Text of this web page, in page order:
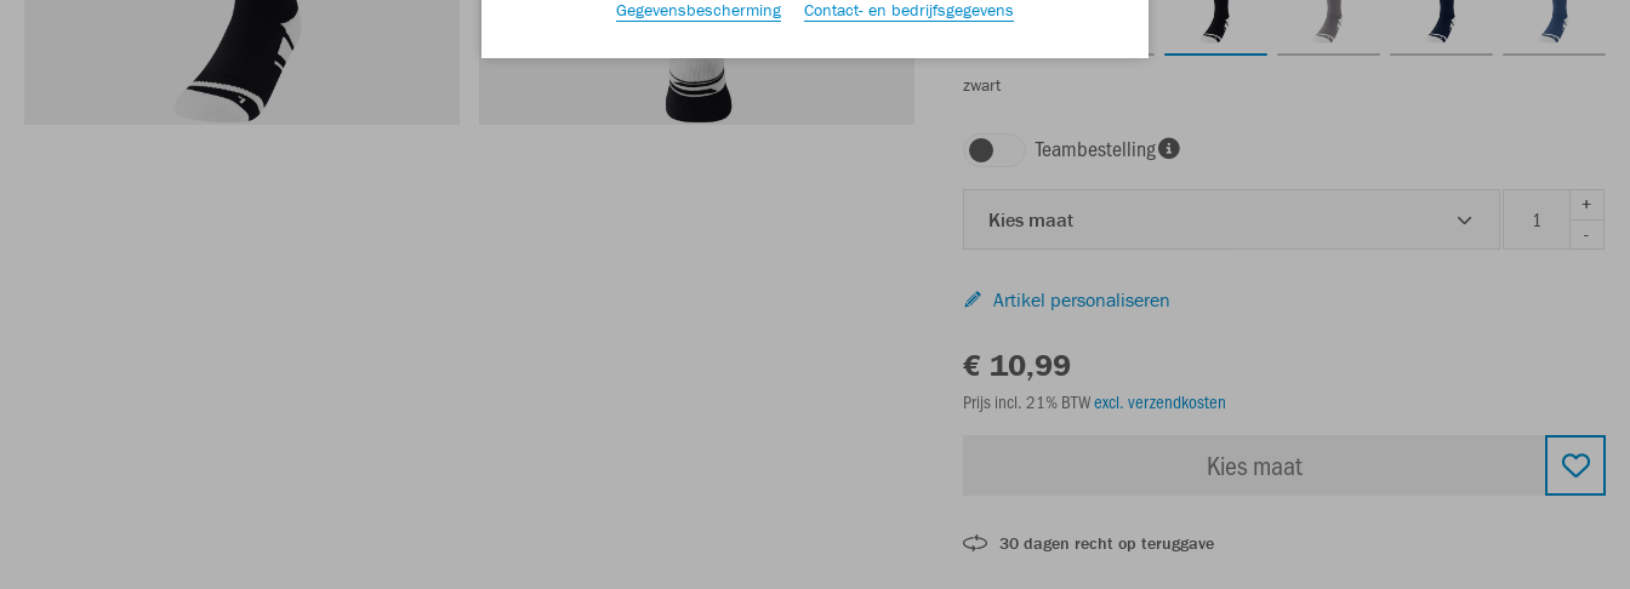
zwart
Teambestelling
Kies maat
+
-
Artikel personaliseren
€ 10,99
Prijs incl. 21% BTWexcl. verzendkosten
Kies maat
30 dagen recht op teruggave
Gegevensbescherming Contact- en bedrijfsgegevens